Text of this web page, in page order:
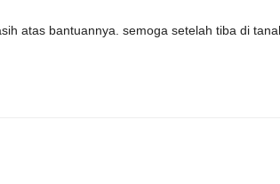
atas bantuannya. semoga setelah tiba di